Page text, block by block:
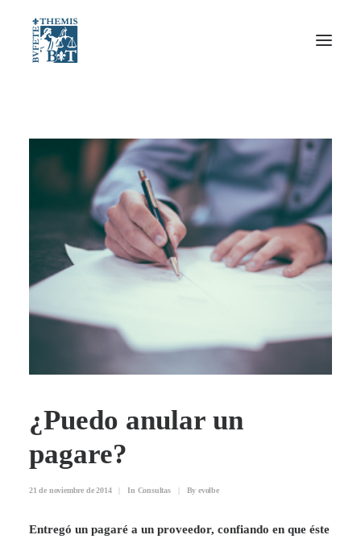
¿Puedo anular un
pagare?
21 de noviembre de 2014 In Consultas Byevolbe
Entregó un pagaré a un proveedor, confiando en que éste